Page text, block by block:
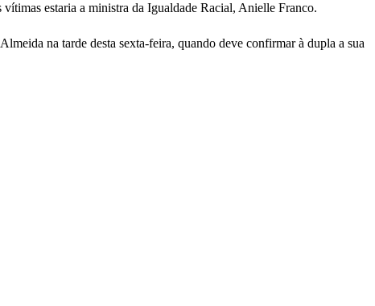
vítimas estaria a ministra da Igualdade Racial, Anielle Franco.
na tarde desta sexta-feira, quando deve confirmar à dupla a sua